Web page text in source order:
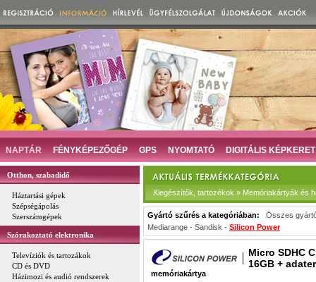
NAPTÁR FÉNYKÉPEZŐGÉP GPS NYOMTATÓ DIGITÁLIS KÉPKERET
Otthon, szabadidő
Háztartási gépek
Szépségápolás
Szerszámgépek
Szórakoztató elektronika
Televíziók és tartozákok
CD és DVD
Házimozi és audió rendszerek
Kiegészítők, tartozékok » Memóriakártyák és
Gyártó szűrés a kategóriában: Összes
Mediarange - Sandisk - Silicon Power
Micro SDHC
16GB + adater
memóriakártya